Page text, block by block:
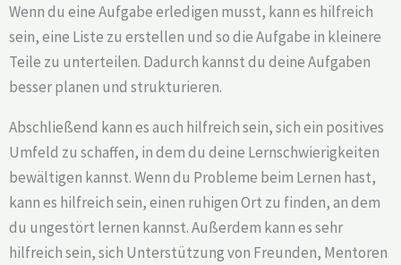
Wenn du eine Aufgabe erledigen musst, kann es hilfreich
sein, eine Liste zu erstellen und so die Aufgabe in kleinere
Teile zu unterteilen. Dadurch kannst du deine Aufgaben
besser planen und strukturieren.
Abschließend kann es auch hilfreich sein, sich ein positives
Umfeld zu schaffen, in dem du deine Lernschwierigkeiten
bewältigen kannst. Wenn du Probleme beim Lernen hast,
kann es hilfreich sein, einen ruhigen Ort zu finden, an dem
du ungestört lernen kannst. Außerdem kann es sehr
hilfreich sein, sich Unterstützung von Freunden, Mentoren